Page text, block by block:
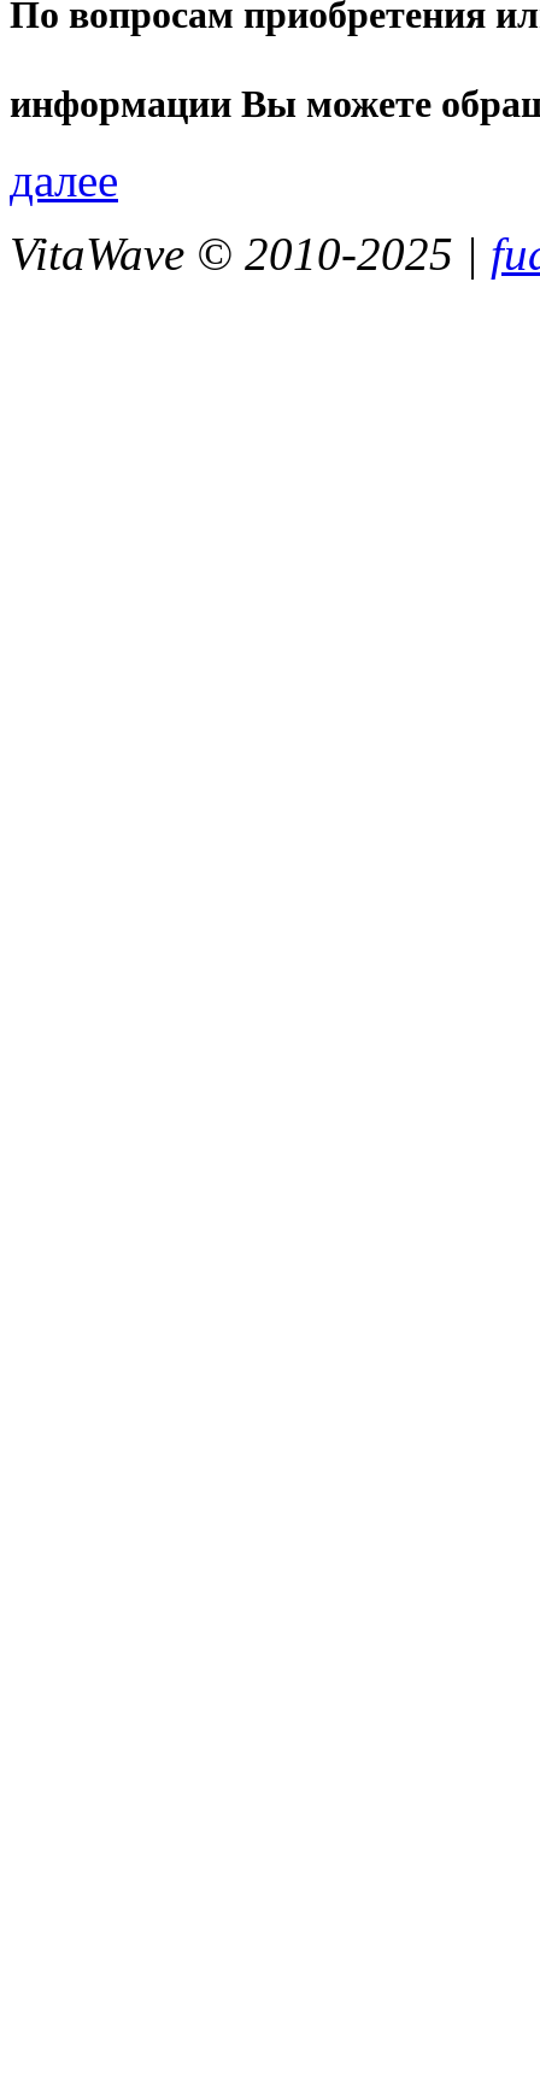
По вопросам приобретения
информации Вы можете
далее
VitaWave © 2010-2025 |